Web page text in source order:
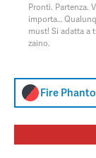
Pronti. Partenza.
importa…
must! Si adatta a
zaino.
Fire